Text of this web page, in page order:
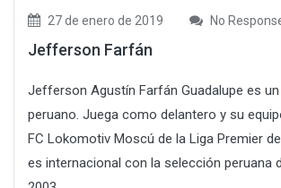
27 de enero de 2019 No
Jefferson Farfán
Jefferson Agustín Farfán Guadalupe es
peruano. Juega como delantero y su
FC Lokomotiv Moscú de la Liga Premier
es internacional con la selección peruana